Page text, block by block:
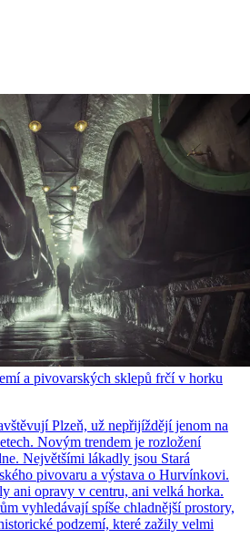
a pivovarských sklepů frčí v horku
Plzeň, už nepřijíždějí jenom na
Novým trendem je rozložení
Největšími lákadly jsou Stará
pivovaru a výstava o Hurvínkovi.
ani opravy v centru, ani velká horka.
vyhledávají spíše chladnější prostory,
podzemí, které zažily velmi